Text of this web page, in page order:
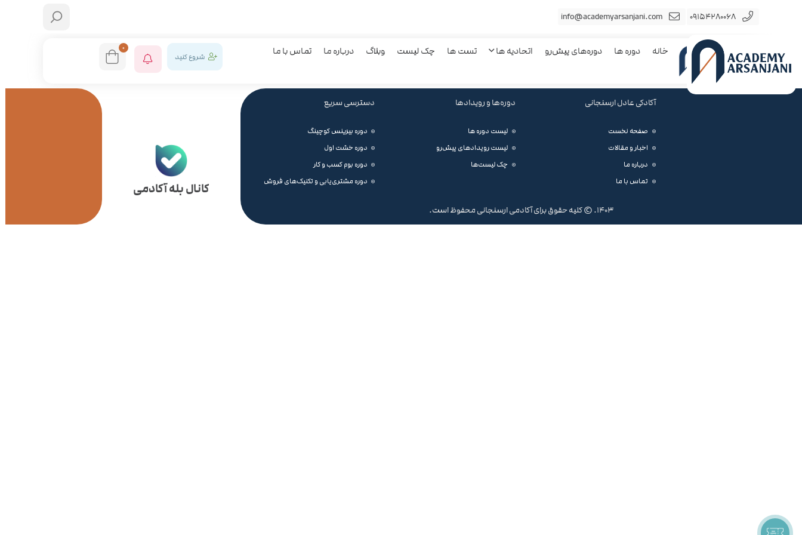
09154280068
info@academyarsanjani.com
خانه دوره ها دوره‌های پیش‌رو اتحادیه ها تست ها چک لیست وبلاگ درباره ما تماس با ما شروع کنید
0
آکادکی عادل ارسنجانی
صفحه نخست
اخبار و مقالات
درباره ما
تماس با ما
دوره‌ها و رویدادها
لیست دوره ها
لیست رویدادهای پیش‌رو
چک لیست‌ها
دسترسی سریع
دوره بیزینس کوچینگ
دوره خشت اول
دوره بوم کسب و کار
دوره مشتری‌یابی و تکنیک‌های فروش
1403. © کلیه حقوق برای آکادمی ارسنجانی محفوظ است.
کانال بله آکادمی